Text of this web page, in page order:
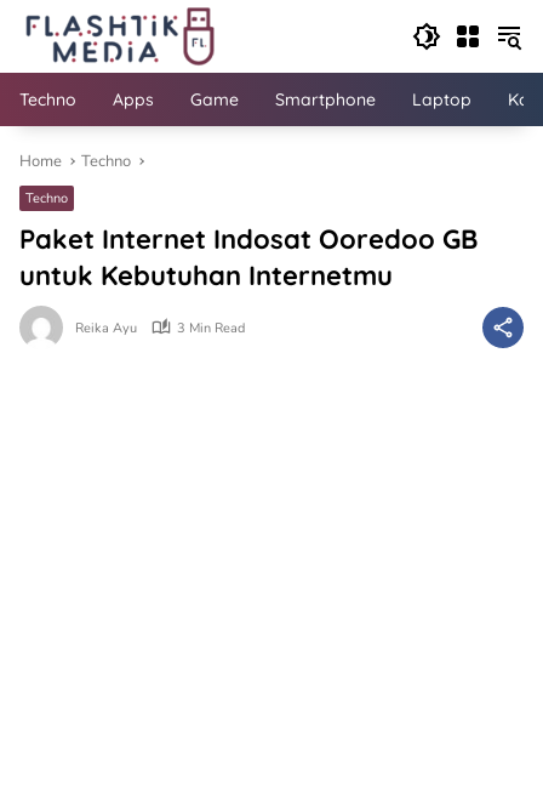
Skip
content
Techno Apps Game Smartphone Laptop
Home Techno
Techno
Paket Internet Indosat Ooredoo GB
untuk Kebutuhan Internetmu
Reika Ayu 3 Min Read